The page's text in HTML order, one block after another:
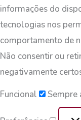
informações do
tecnologias nos
comportamento de
Não consentir ou
negativamente
Funcional
Sempre